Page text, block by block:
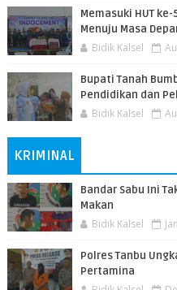
Memasuki HUT
Menuju Masa
Bidik Kalsel
Bupati Tanah
Pendidikan dan
Bidik Kalsel
KRIMINAL
Bandar Sabu Ini
Makan
Bidik Kalsel
Polres Tanbu
Pertamina